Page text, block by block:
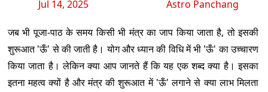
Jul 14, 2025 Astro Panchang
जब भी पूजा-पाठ के समय किसी भी मंत्र का जाप किया जाता है, तो इसकी
शुरूआत 'ऊँ' से की जाती है। योग और ध्यान की विधि में भी 'ऊँ' का उच्चारण
किया जाता है। लेकिन क्या आप जानते हैं कि यह एक शब्द क्या है। इसका
इतना महत्व क्यों है और मंत्र की शुरूआत में 'ऊँ' लगाने से क्या लाभ मिलता